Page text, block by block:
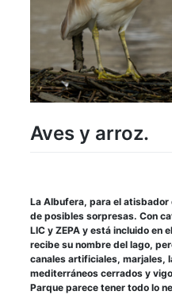
Aves y arroz.
La Albufera, para el atisbador
de posibles sorpresas. Con
LIC y ZEPA y está incluido en
recibe su nombre del lago,
canales artificiales, marjales,
mediterráneos cerrados y
Parque parece tener todo lo